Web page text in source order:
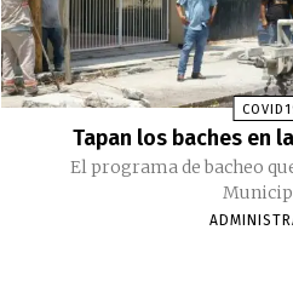
Tapan los baches en
El programa de bacheo